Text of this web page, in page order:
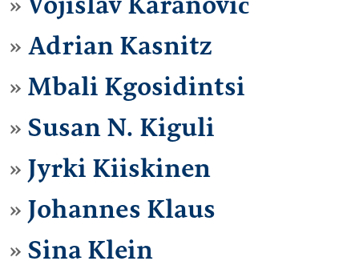
Adrian Kasnitz
Mbali Kgosidintsi
Susan N. Kiguli
Jyrki Kiiskinen
Johannes Klaus
Sina Klein